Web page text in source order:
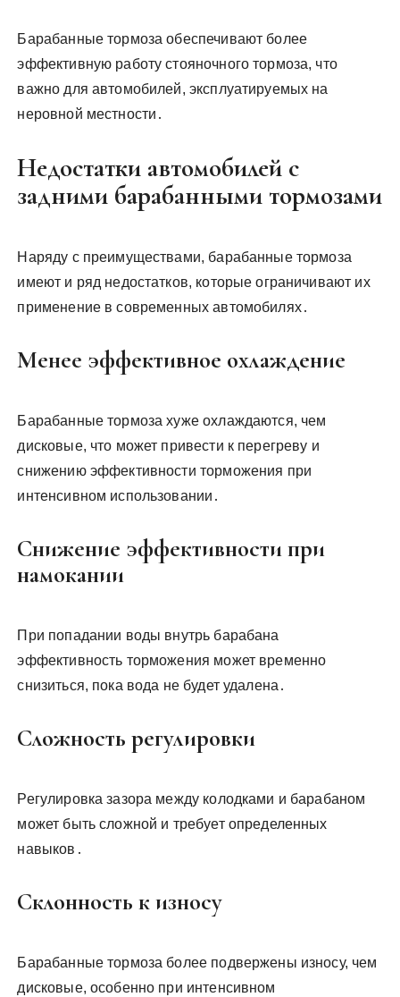
Барабанные тормоза обеспечивают более
эффективную работу стояночного тормоза, что
важно для автомобилей, эксплуатируемых на
неровной местности․
Недостатки автомобилей с
задними барабанными тормозами
Наряду с преимуществами, барабанные тормоза
имеют и ряд недостатков, которые ограничивают их
применение в современных автомобилях․
Менее эффективное охлаждение
Барабанные тормоза хуже охлаждаются, чем
дисковые, что может привести к перегреву и
снижению эффективности торможения при
интенсивном использовании․
Снижение эффективности при
намокании
При попадании воды внутрь барабана
эффективность торможения может временно
снизиться, пока вода не будет удалена․
Сложность регулировки
Регулировка зазора между колодками и барабаном
может быть сложной и требует определенных
навыков․
Склонность к износу
Барабанные тормоза более подвержены износу, чем
дисковые, особенно при интенсивном